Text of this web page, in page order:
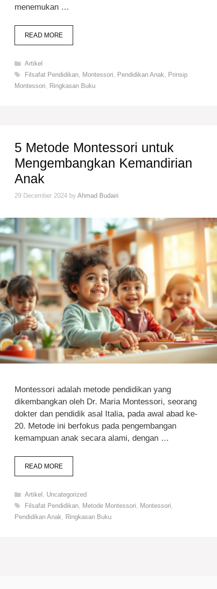
menemukan …
READ MORE
Categories
Artikel
Tags
Filsafat Pendidikan, Montessori, Pendidikan Anak, Prinsip
Montessori, Ringkasan Buku
5 Metode Montessori untuk
Mengembangkan Kemandirian
Anak
29 December 2024 by Ahmad Budairi
Montessori adalah metode pendidikan yang
dikembangkan oleh Dr. Maria Montessori, seorang
dokter dan pendidik asal Italia, pada awal abad ke-
20. Metode ini berfokus pada pengembangan
kemampuan anak secara alami, dengan …
READ MORE
Categories
Artikel , Uncategorized
Tags
Filsafat Pendidikan, Metode Montessori, Montessori,
Pendidikan Anak, Ringkasan Buku